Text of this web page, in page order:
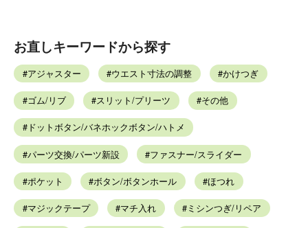
お直しキーワードから探す
アジャスター ウエスト寸法の調整 かけつぎ
ゴム/リブ スリット/プリーツ その他
ドットボタン/バネホックボタン/ハトメ
パーツ交換/パーツ新設 ファスナー/スライダー
ポケット ボタン/ボタンホール ほつれ
マジックテープ マチ入れ ミシンつぎ/リペア